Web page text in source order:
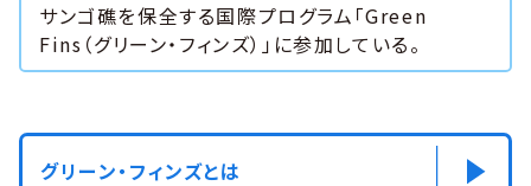
サンゴ礁を保全する国際プログラム「Green
Fins（グリーン・フィンズ）」に参加している。
グリーン・フィンズとは